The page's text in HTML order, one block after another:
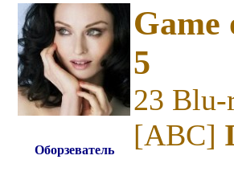
Оборзеватель
Game
5
23 Blu-
[ABC]